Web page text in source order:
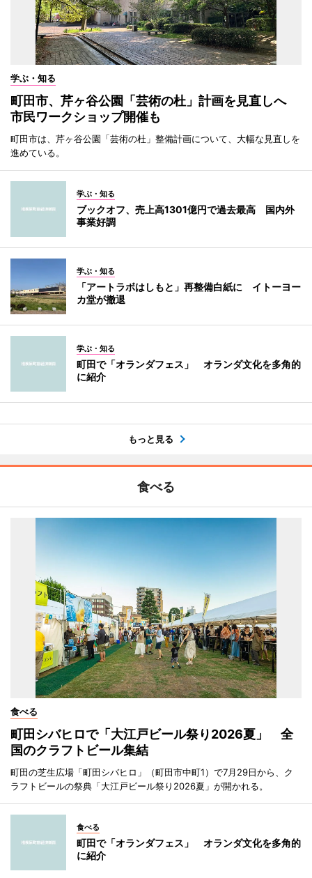
学ぶ・知る
町田市、芹ヶ谷公園「芸術の杜」計画を見直しへ
市民ワークショップ開催も
町田市は、芹ヶ谷公園「芸術の杜」整備計画について、大幅な見直しを
進めている。
学ぶ・知る
ブックオフ、売上高1301億円で過去最高 国内外
事業好調
学ぶ・知る
「アートラボはしもと」再整備白紙に イトーヨー
カ堂が撤退
学ぶ・知る
町田で「オランダフェス」 オランダ文化を多角的
に紹介
もっと見る
食べる
食べる
町田シバヒロで「大江戸ビール祭り2026夏」 全
国のクラフトビール集結
町田の芝生広場「町田シバヒロ」（町田市中町1）で7月29日から、ク
ラフトビールの祭典「大江戸ビール祭り2026夏」が開かれる。
食べる
町田で「オランダフェス」 オランダ文化を多角的
に紹介